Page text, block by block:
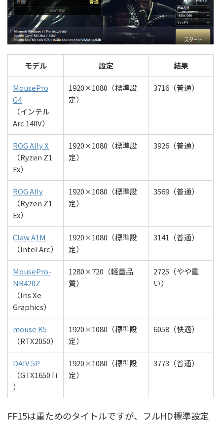
モデル 設定 結果
MousePro
G4
（インテル
Arc 140V）
1920×1080（標準設
定）
3716（普通）
ROG Ally X
（Ryzen Z1
Ex）
1920×1080（標準設
定）
3926（普通）
ROG Ally
（Ryzen Z1
Ex）
1920×1080（標準設
定）
3569（普通）
Claw A1M
（Intel Arc）
1920×1080（標準設
定）
3141（普通）
MousePro-
NB420Z
（Iris Xe
Graphics）
1280×720（軽量品
質）
2725（やや重
い）
mouse K5
（RTX2050）
1920×1080（標準設
定）
6058（快適）
DAIV 5P
（GTX1650Ti
）
1920×1080（標準設
定）
3773（普通）
FF15は重ためのタイトルですが、フルHD標準設定